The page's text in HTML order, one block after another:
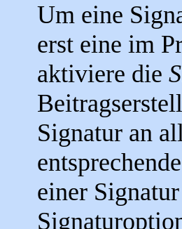
Um eine
erst eine im
aktiviere die
Signatur an
einer